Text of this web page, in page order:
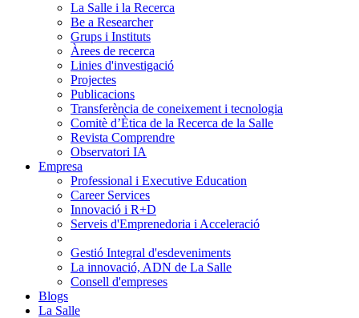
La Salle i la Recerca
Be a Researcher
Grups i Instituts
Àrees de recerca
Linies d'investigació
Projectes
Publicacions
Transferència de coneixement i tecnologia
Comitè d’Ètica de la Recerca de la Salle
Revista Comprendre
Observatori IA
Empresa
Professional i Executive Education
Career Services
Innovació i R+D
Serveis d'Emprenedoria i Acceleració
Gestió Integral d'esdeveniments
La innovació, ADN de La Salle
Consell d'empreses
Blogs
La Salle